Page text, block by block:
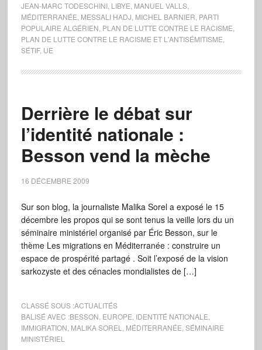
JEAN-MARC TODESCHINI, LIBYE MANUEL VALLS,
MÉDITERRANÉE MESSALI HADJ MICHEL BARNIER PARTI
POPULAIRE ALGÉRIEN PLAN DE LUTTE CONTRE LE RACISME
PLAN DE LUTTE CONTRE LE RACISME ET L'ANTISÉMITISME
SÉTIF, UE
Derrière le débat sur
l’identité nationale :
Besson vend la mèche
16 DÉCEMBRE 2009
Sur son blog, la journaliste Malika Sorel a exposé le 15
décembre les propos qui se sont tenus la veille lors du un
séminaire ministériel organisé par Éric Besson, sur le
thème Les migrations en Méditerranée : construire un
espace de prospérité partagé . Soit l’exposé de la vision
sarkozyste et des cénacles mondialistes de […]
CLASSÉ SOUS :ACTUALITÉS
BALISÉ AVEC :BESSON EUROPE IDENTITÉ NATIONALE
IMMIGRATION MALIKA SOREL MÉDITERRANÉE SÉMINAIRE
MINISTÉRIEL